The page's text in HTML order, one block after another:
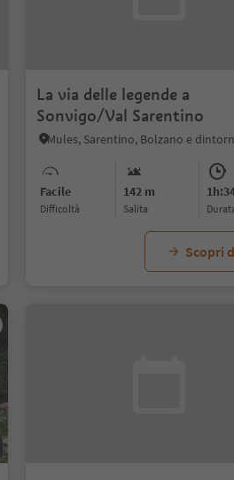
La via delle legende a
Sonvigo/Val Sarentino
Mules, Sarentino, Bolzano e
Facile
Difficoltà
142 m
Salita
Scopri